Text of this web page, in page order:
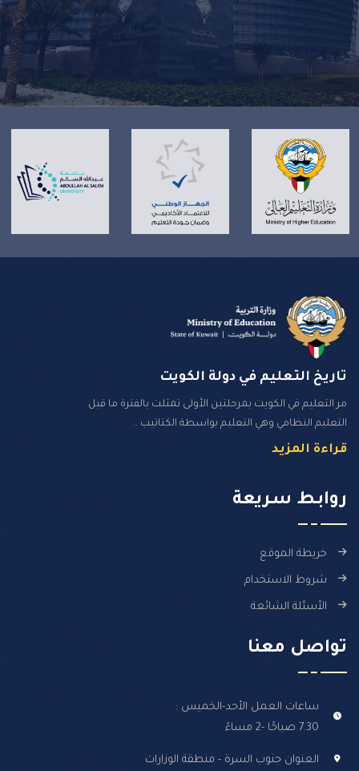
تاريخ التعليم في دولة الكويت
مر التعليم في الكويت بمرحلتين الأولى تمثلت بالفترة ما قبل
التعليم النظامي وهي التعليم بواسطة الكتاتيب ..
قراءة المزيد
روابـط سـريعة
خريطة الموقع
شروط الاستخدام
الأسئلة الشائعة
تواصل معنا
ساعات العمل الأحد-الخميس :
7.30 صباحًا -2 مساءً
العنوان جنوب السرة - منطقة الوزارات